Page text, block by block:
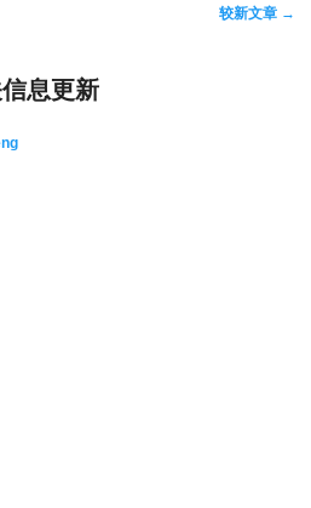
较新文章 →
息更新